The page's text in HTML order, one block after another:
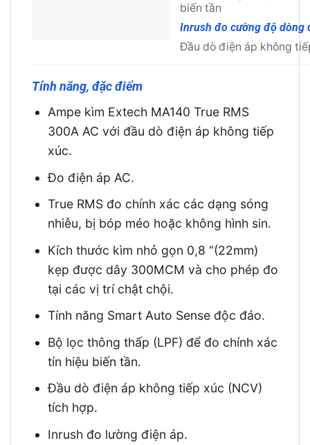
biến tần
Inrush đo cường độ dòng
Đầu dò điện áp không
Tính năng, đặc điểm
Ampe kìm Extech MA140 True RMS
300A AC với đầu dò điện áp không tiếp
xúc.
Đo điện áp AC.
True RMS đo chính xác các dạng sóng
nhiễu, bị bóp méo hoặc không hình sin.
Kích thước kìm nhỏ gọn 0,8 “(22mm)
kẹp được dây 300MCM và cho phép đo
tại các vị trí chật chội.
Tính năng Smart Auto Sense độc ​​đáo.
Bộ lọc thông thấp (LPF) để đo chính xác
tín hiệu biến tần.
Đầu dò điện áp không tiếp xúc (NCV)
tích hợp.
Inrush đo lường điện áp.